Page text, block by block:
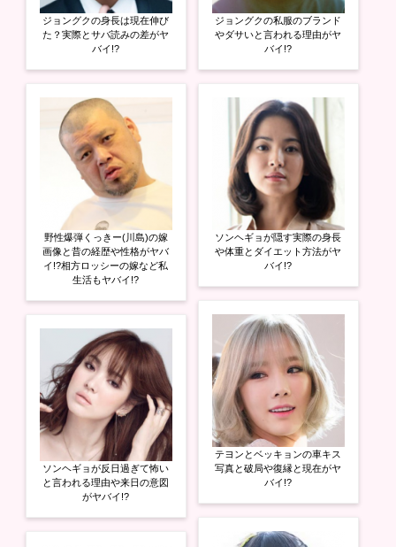
ジョングクの身長は現在伸び
た？実際とサバ読みの差がヤ
バイ!?
野性爆弾くっきー(川島)の嫁
画像と昔の経歴や性格がヤバ
イ!?相方ロッシーの嫁など私
生活もヤバイ!?
ソンヘギョが反日過ぎて怖い
と言われる理由や来日の意図
がヤバイ!?
ジョングクの私服のブランド
やダサいと言われる理由がヤ
バイ!?
ソンヘギョが隠す実際の身長
や体重とダイエット方法がヤ
バイ!?
テヨンとベッキョンの車キス
写真と破局や復縁と現在がヤ
バイ!?